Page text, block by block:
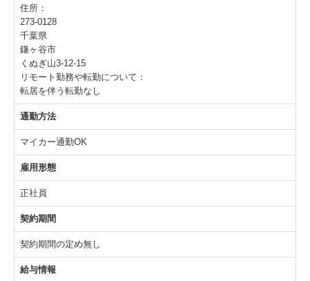
住所：
273-0128
千葉県
鎌ヶ谷市
くぬぎ山3-12-15
リモート勤務や転勤について：
転居を伴う転勤なし
通勤方法
マイカー通勤OK
雇用形態
正社員
契約期間
契約期間の定め無し
給与情報